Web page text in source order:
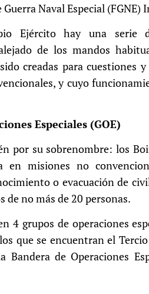
Naval Especial
Ejército hay una serie
de los mandos
creadas para cuestiones
y cuyo
Especiales (GOE)
por su sobrenombre: los
en misiones no
o evacuación de
de no más de 20 personas.
4 grupos de operaciones
que se encuentran el
Bandera de Operaciones